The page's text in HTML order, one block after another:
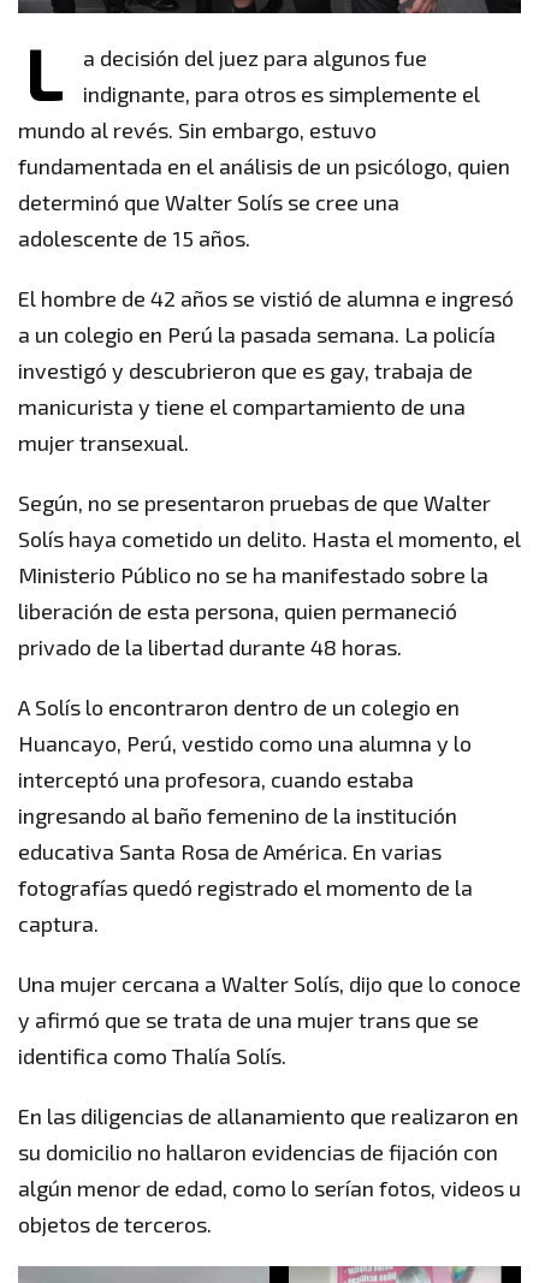
L
a decisión del juez para algunos fue
indignante, para otros es simplemente el
mundo al revés. Sin embargo, estuvo
fundamentada en el análisis de un psicólogo, quien
determinó que Walter Solís se cree una
adolescente de 15 años.
El hombre de 42 años se vistió de alumna e ingresó
a un colegio en Perú la pasada semana. La policía
investigó y descubrieron que es gay, trabaja de
manicurista y tiene el compartamiento de una
mujer transexual.
Según, no se presentaron pruebas de que Walter
Solís haya cometido un delito. Hasta el momento, el
Ministerio Público no se ha manifestado sobre la
liberación de esta persona, quien permaneció
privado de la libertad durante 48 horas.
A Solís lo encontraron dentro de un colegio en
Huancayo, Perú, vestido como una alumna y lo
interceptó una profesora, cuando estaba
ingresando al baño femenino de la institución
educativa Santa Rosa de América. En varias
fotografías quedó registrado el momento de la
captura.
Una mujer cercana a Walter Solís, dijo que lo conoce
y afirmó que se trata de una mujer trans que se
identifica como Thalía Solís.
En las diligencias de allanamiento que realizaron en
su domicilio no hallaron evidencias de fijación con
algún menor de edad, como lo serían fotos, videos u
objetos de terceros.